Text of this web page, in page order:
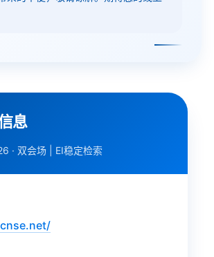
息
· 双会场 | EI稳定检索